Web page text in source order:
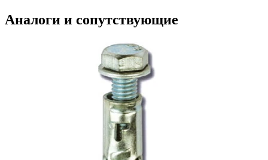
Аналоги и сопутствующие